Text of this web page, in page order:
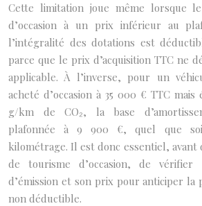
Cette limitation joue même lorsque
d’occasion à un prix inférieur au
l’intégralité des dotations est
parce que le prix d’acquisition TTC ne
applicable. À l’inverse, pour un
acheté d’occasion à 35 000 € TTC
g/km de CO₂, la base
plafonnée à 9 900 €, quel que
kilométrage. Il est donc essentiel, avant
de tourisme d’occasion, de
d’émission et son prix pour anticiper la
non déductible.